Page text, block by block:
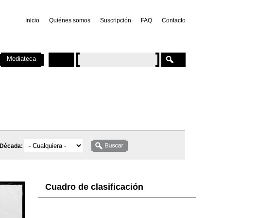
Inicio Quiénes somos Suscripción FAQ Contacto
Década:
Cuadro de clasificación
Mediateca